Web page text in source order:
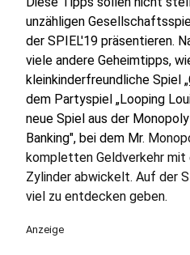
unzähligen
der SPIEL'19 präsentieren.
viele andere Geheimtipps,
kleinkinderfreundliche Spiel
dem Partyspiel „Looping
neue Spiel aus der
Banking", bei dem Mr.
kompletten Geldverkehr
Zylinder abwickelt. Auf der
viel zu entdecken geben.
Anzeige